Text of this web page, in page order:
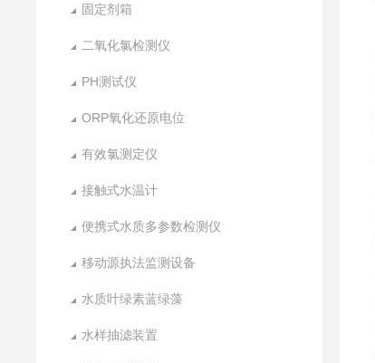
固定剂箱
二氧化氯检测仪
PH测试仪
ORP氧化还原电位
有效氯测定仪
接触式水温计
便携式水质多参数检测仪
移动源执法监测设备
水质叶绿素蓝绿藻
水样抽滤装置